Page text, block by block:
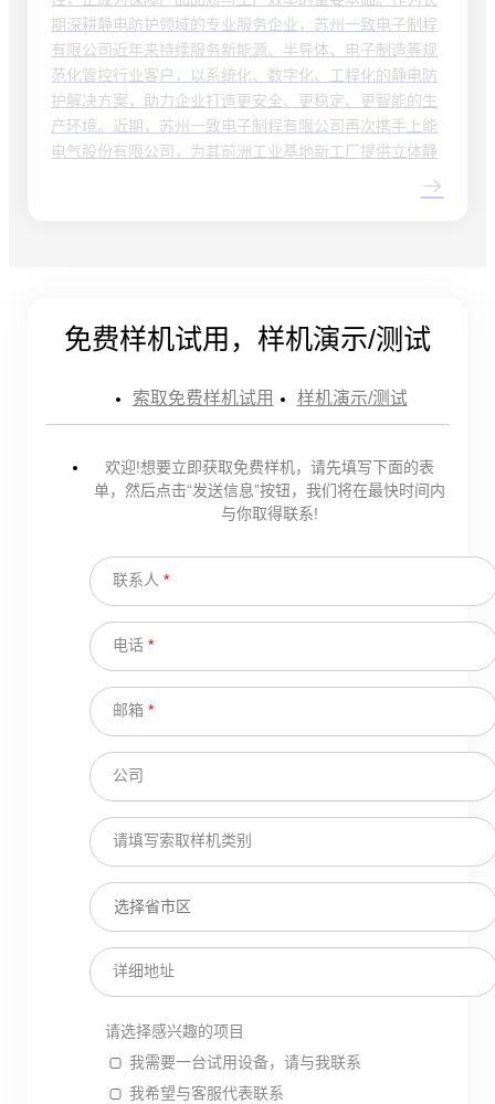
期深耕静电防护领域的专业服务企业，苏州一致电子制程
有限公司近年来持续服务新能源、半导体、电子制造等规
范化管控行业客户，以系统化、数字化、工程化的静电防
护解决方案，助力企业打造更安全、更稳定、更智能的生
产环境。近期，苏州一致电子制程有限公司再次携手上能
电气股份有限公司，为其前洲工业基地新工厂提供立体静
免费样机试用，样机演示/测试
索取免费样机试用 样机演示/测试
欢迎!想要立即获取免费样机，请先填写下面的表
单，然后点击“发送信息”按钮，我们将在最快时间内
与你取得联系!
联系人*
电话*
邮箱*
公司
请填写索取样机类别
详细地址
请选择感兴趣的项目
我需要一台试用设备，请与我联系
我希望与客服代表联系